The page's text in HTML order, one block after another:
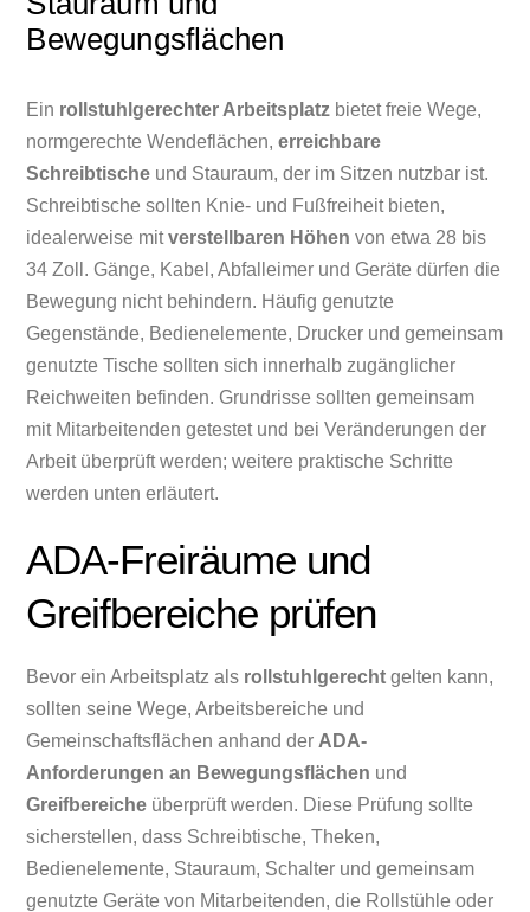
Bewegungsflächen
Ein rollstuhlgerechter Arbeitsplatz bietet freie Wege,
normgerechte Wendeflächen,erreichbare
Schreibtische und Stauraum, der im Sitzen nutzbar ist.
Schreibtische sollten Knie- und Fußfreiheit bieten,
idealerweise mitverstellbaren Höhen von etwa 28 bis
34 Zoll. Gänge, Kabel, Abfalleimer und Geräte dürfen die
Bewegung nicht behindern. Häufig genutzte
Gegenstände, Bedienelemente, Drucker und gemeinsam
genutzte Tische sollten sich innerhalb zugänglicher
Reichweiten befinden. Grundrisse sollten gemeinsam
mit Mitarbeitenden getestet und bei Veränderungen der
Arbeit überprüft werden; weitere praktische Schritte
werden unten erläutert.
ADA-Freiräume und
Greifbereiche prüfen
Bevor ein Arbeitsplatz als rollstuhlgerecht gelten kann,
sollten seine Wege, Arbeitsbereiche und
Gemeinschaftsflächen anhand der ADA-
Anforderungen an Bewegungsflächen und
Greifbereiche überprüft werden. Diese Prüfung sollte
sicherstellen, dass Schreibtische, Theken,
Bedienelemente, Stauraum, Schalter und gemeinsam
genutzte Geräte von Mitarbeitenden, die Rollstühle oder